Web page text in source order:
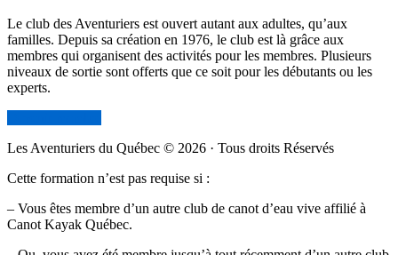
Le club des Aventuriers est ouvert autant aux adultes, qu’aux
familles. Depuis sa création en 1976, le club est là grâce aux
membres qui organisent des activités pour les membres. Plusieurs
niveaux de sortie sont offerts que ce soit pour les débutants ou les
experts.
Les Aventuriers du Québec © 2026 · Tous droits Réservés
Cette formation n’est pas requise si :
– Vous êtes membre d’un autre club de canot d’eau vive affilié à
Canot Kayak Québec.